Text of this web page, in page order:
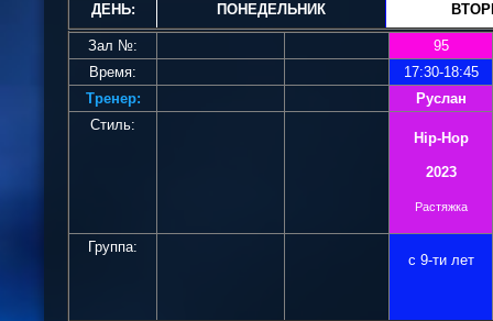
ДЕНЬ: ПОНЕДЕЛЬНИК
Зал №:
95
Время:
17:30-18:45
Тренер:
Руслан
Стиль:
Hip-Hop
2023
Растяжка
Группа:
с 9-ти лет